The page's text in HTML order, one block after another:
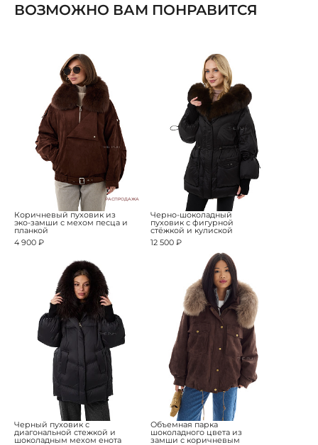
ВОЗМОЖНО ВАМ ПОНРАВИТСЯ
РАСПРОДАЖА
Коричневый пуховик из
эко-замши с мехом песца и
планкой
4 900 ₽
Черно-шоколадный
пуховик с фигурной
стёжкой и кулиской
12 500 ₽
Черный пуховик с
диагональной стежкой и
шоколадным мехом енота
Объемная парка
шоколадного цвета из
замши с коричневым